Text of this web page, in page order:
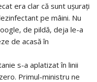
era clar că sunt ușurați
pe mâini. Nu
de pildă, deja le-a
de acasă în
s-a aplatizat în linii
Primul-ministru ne